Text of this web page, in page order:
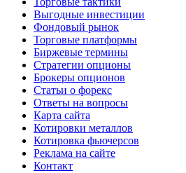
Выгодные инвестиции
Фондовый рынок
Торговые платформы
Биржевые термины
Стратегии опционы
Брокеры опционов
Статьи о форекс
Ответы на вопросы
Карта сайта
Котировки металлов
Котировка фьючерсов
Реклама на сайте
Контакт